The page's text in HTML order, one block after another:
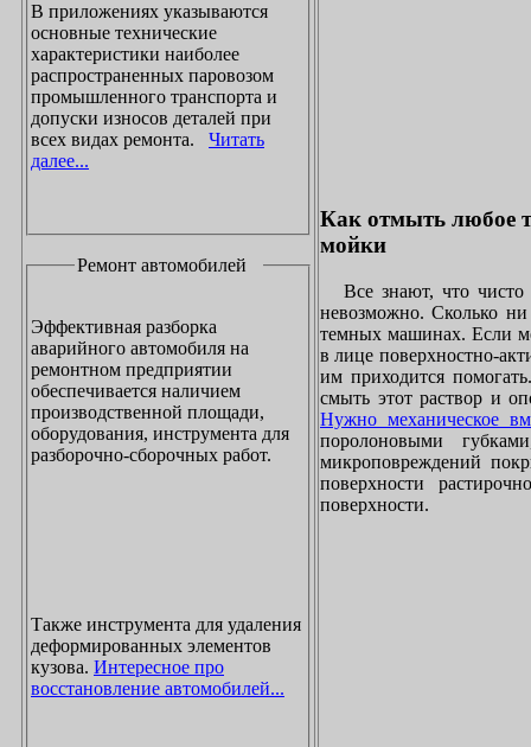
В приложениях указываются
основные технические
характеристики наиболее
распространенных паровозом
промышленного транспорта и
допуски износов деталей при
всех видах ремонта. Читать
далее...
Ремонт автомобилей
Эффективная разборка
аварийного автомобиля на
ремонтном предприятии
обеспечивается наличием
производственной площади,
оборудования, инструмента для
разборочно-сборочных работ.
Также инструмента для удаления
деформированных элементов
кузова. Интересное про
восстановление автомобилей...
Как отмыть любое
мойки
Все знают, что чисто
невозможно. Сколько
темных машинах. Если
в лице поверхностно-
им приходится
смыть этот раствор и
Нужно механическое
поролоновыми
микроповреждений
поверхности
поверхности.